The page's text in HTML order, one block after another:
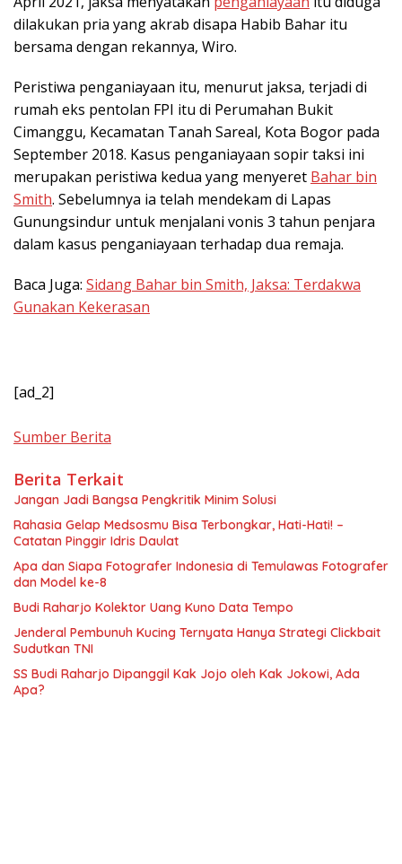
dilakukan pria yang akrab disapa Habib Bahar itu
bersama dengan rekannya, Wiro.
Peristiwa penganiayaan itu, menurut jaksa, terjadi di
rumah eks pentolan FPI itu di Perumahan Bukit
Cimanggu, Kecamatan Tanah Sareal, Kota Bogor pada
September 2018. Kasus penganiayaan sopir taksi ini
merupakan peristiwa kedua yang menyeret Bahar bin
Smith. Sebelumnya ia telah mendekam di Lapas
Gunungsindur untuk menjalani vonis 3 tahun penjara
dalam kasus penganiayaan terhadap dua remaja.
Baca Juga: Sidang Bahar bin Smith, Jaksa: Terdakwa
Gunakan Kekerasan
[ad_2]
Sumber Berita
Berita Terkait
Jangan Jadi Bangsa Pengkritik Minim Solusi
Rahasia Gelap Medsosmu Bisa Terbongkar, Hati-Hati! –
Catatan Pinggir Idris Daulat
Apa dan Siapa Fotografer Indonesia di Temulawas Fotografer
dan Model ke-8
Budi Raharjo Kolektor Uang Kuno Data Tempo
Jenderal Pembunuh Kucing Ternyata Hanya Strategi Clickbait
Sudutkan TNI
SS Budi Raharjo Dipanggil Kak Jojo oleh Kak Jokowi, Ada
Apa?